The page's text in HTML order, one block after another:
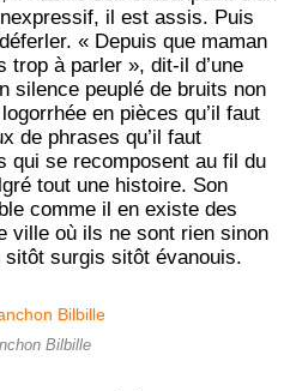
il est assis. Puis
« Depuis que maman
trop à parler », dit-il d’une
silence peuplé de bruits non
en pièces qu’il faut
de phrases qu’il faut
qui se recomposent au fil du
tout une histoire. Son
comme il en existe des
ville où ils ne sont rien sinon
sitôt surgis sitôt évanouis.
Bilbille